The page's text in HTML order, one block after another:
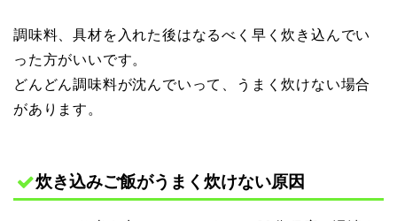
調味料、具材を入れた後はなるべく早く炊き込んでい
った方がいいです。
どんどん調味料が沈んでいって、うまく炊けない場合
があります。
炊き込みご飯がうまく炊けない原因